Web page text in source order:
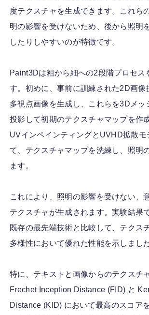
度テクスチャを生成できます。これら
明の影響を受けないため、後から照明
したりしやすいのが特徴です。
Paint3Dは粗から細への2段階プロセス
す。初めに、事前に訓練された2D画像
多視点画像を生成し、これらを3Dメッ
投影して初期のテクスチャマップを作
UVインペインティングとUVHD拡散モ
て、テクスチャマップを洗練し、照明
ます。
これにより、照明の影響を受けない、
テクスチャが生成されます。実験結果
既存の最先端技術と比較して、テクス
多様性において優れた性能を示しました
特に、テキストと画像からのテクスチ
Frechet Inception Distance (FID) と
Distance (KID) において最高のスコア